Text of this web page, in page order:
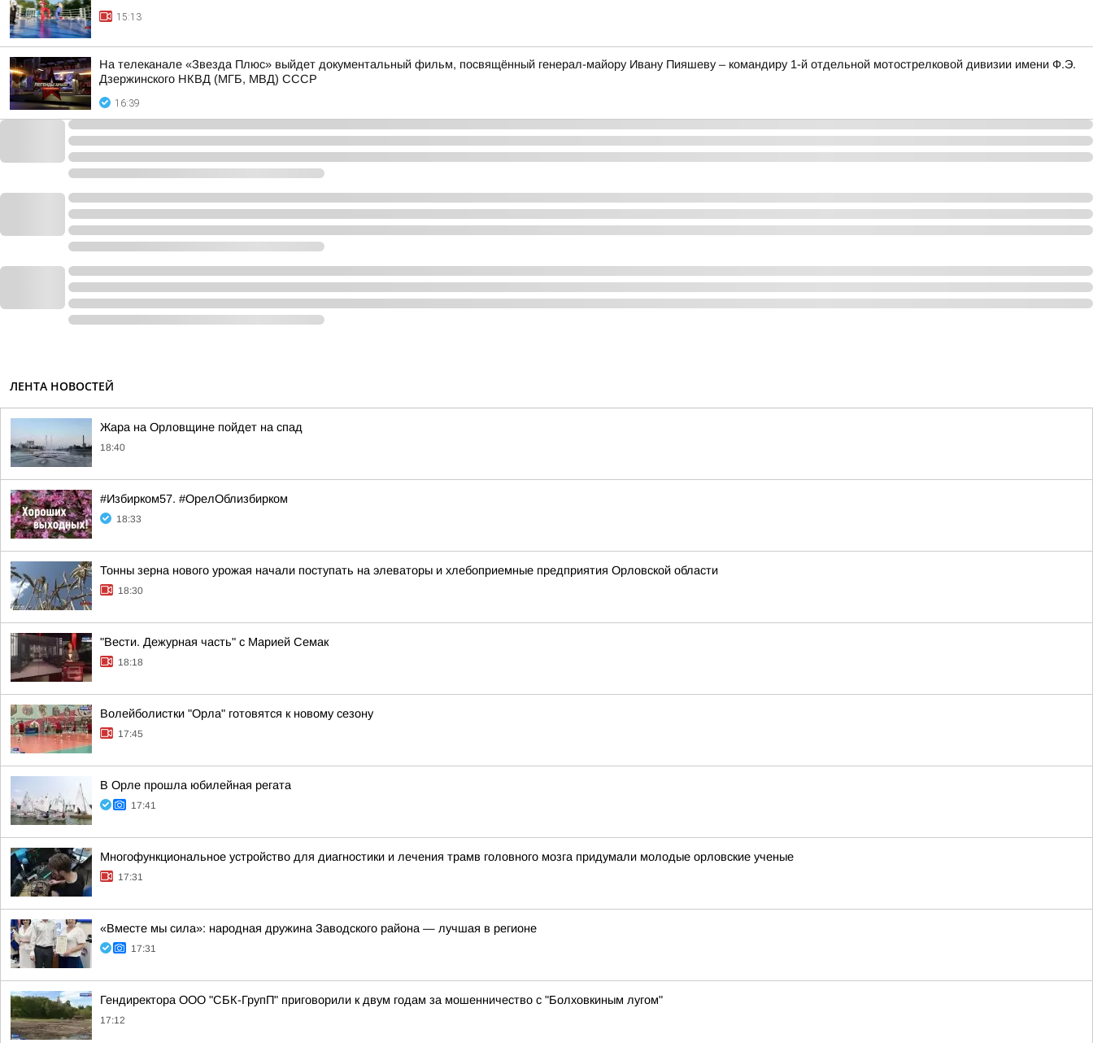
15:13
На телеканале «Звезда Плюс» выйдет документальный фильм, посвящённый генерал-майору Ивану Пияшеву – командиру 1-й отдельной мотострелковой дивизии имени Ф.Э.
Дзержинского НКВД (МГБ, МВД) СССР
16:39
ЛЕНТА НОВОСТЕЙ
Жара на Орловщине пойдет на спад
18:40
#Избирком57. #ОрелОблизбирком
18:33
Тонны зерна нового урожая начали поступать на элеваторы и хлебоприемные предприятия Орловской области
18:30
"Вести. Дежурная часть" с Марией Семак
18:18
Волейболистки "Орла" готовятся к новому сезону
17:45
В Орле прошла юбилейная регата
17:41
Многофункциональное устройство для диагностики и лечения трамв головного мозга придумали молодые орловские ученые
17:31
«Вместе мы сила»: народная дружина Заводского района — лучшая в регионе
17:31
Гендиректора ООО "СБК-ГрупП" приговорили к двум годам за мошенничество с "Болховкиным лугом"
17:12